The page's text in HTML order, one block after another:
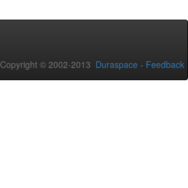
Copyright © 2002-2013 Duraspace - Feedback